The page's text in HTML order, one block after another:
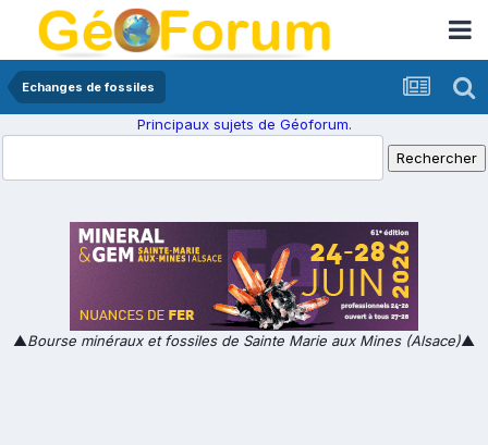
Echanges de fossiles
Principaux sujets de Géoforum.
▲Bourse minéraux et fossiles de Sainte Marie aux Mines (Alsace)▲